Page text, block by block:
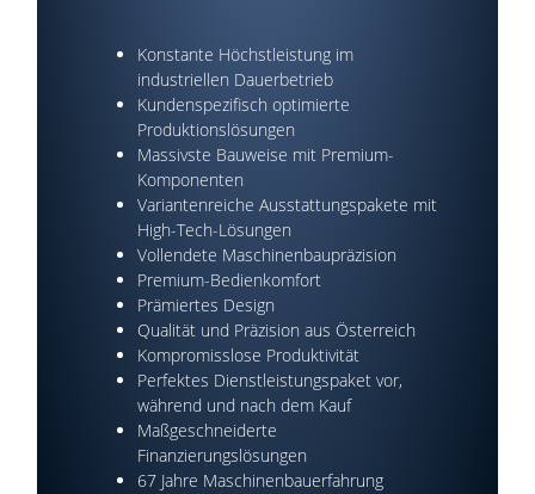
Konstante Höchstleistung im
industriellen Dauerbetrieb
Kundenspezifisch optimierte
Produktionslösungen
Massivste Bauweise mit Premium-
Komponenten
Variantenreiche Ausstattungspakete mit
High-Tech-Lösungen
Vollendete Maschinenbaupräzision
Premium-Bedienkomfort
Prämiertes Design
Qualität und Präzision aus Österreich
Kompromisslose Produktivität
Perfektes Dienstleistungspaket vor,
während und nach dem Kauf
Maßgeschneiderte
Finanzierungslösungen
67 Jahre Maschinenbauerfahrung